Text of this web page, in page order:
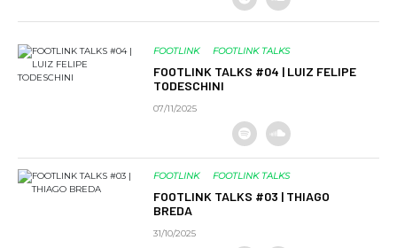
FOOTLINK FOOTLINK TALKS
FOOTLINK TALKS #04 | LUIZ FELIPE
TODESCHINI
07/11/2025
FOOTLINK FOOTLINK TALKS
FOOTLINK TALKS #03 | THIAGO
BREDA
31/10/2025